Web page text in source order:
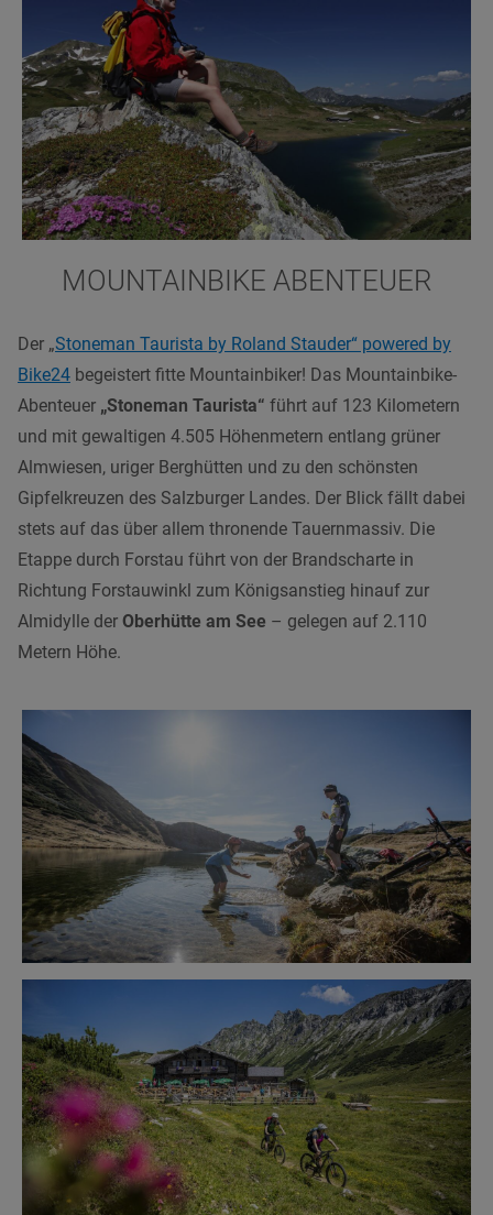
MOUNTAINBIKE ABENTEUER
Der „Stoneman Taurista by Roland Stauder“ powered by
Bike24 begeistert fitte Mountainbiker! Das Mountainbike-
Abenteuer „Stoneman Taurista“ führt auf 123 Kilometern
und mit gewaltigen 4.505 Höhenmetern entlang grüner
Almwiesen, uriger Berghütten und zu den schönsten
Gipfelkreuzen des Salzburger Landes. Der Blick fällt dabei
stets auf das über allem thronende Tauernmassiv. Die
Etappe durch Forstau führt von der Brandscharte in
Richtung Forstauwinkl zum Königsanstieg hinauf zur
Almidylle der Oberhütte am See – gelegen auf 2.110
Metern Höhe.